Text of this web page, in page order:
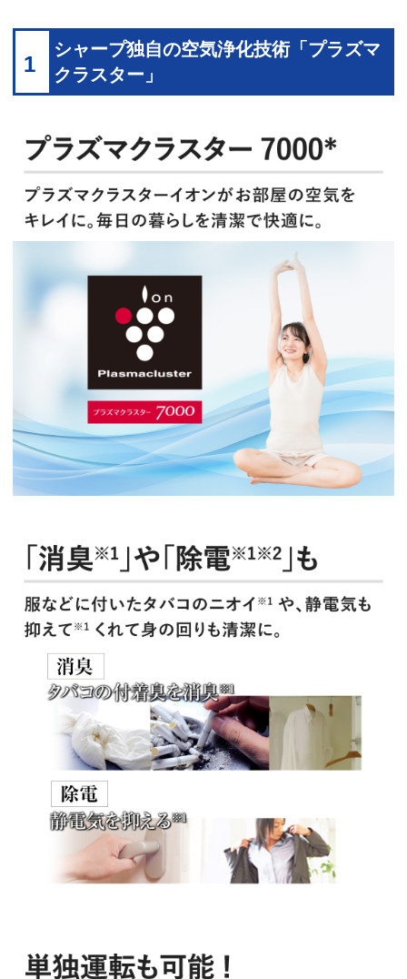
1
シャープ独自の空気浄化技術「プラズマ
クラスター」